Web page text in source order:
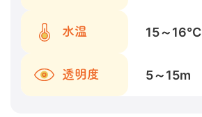
水温 15～16℃
透明度 5～15m